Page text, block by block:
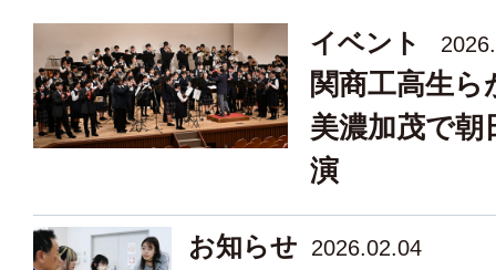
イベント
関商工高生
美濃加茂で朝
演
お知らせ 2026.02.04